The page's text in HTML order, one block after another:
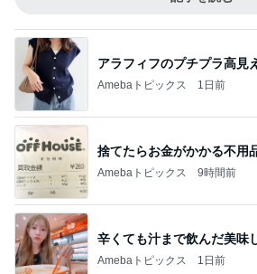
過半数が下落した優待株の状況
Amebaトピックス
記事を読む
嬉しい懐かしいショーのイ
Amebaトピックス 2日前